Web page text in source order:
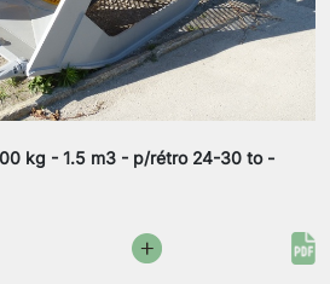
kg - 1.5 m3 - p/rétro 24-30 to -